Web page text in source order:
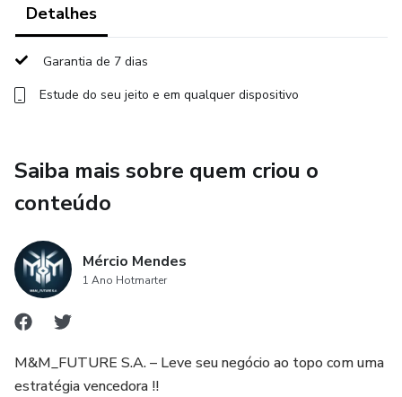
Detalhes
Garantia de 7 dias
Estude do seu jeito e em qualquer dispositivo
Saiba mais sobre quem criou o
conteúdo
Mércio Mendes
1 Ano Hotmarter
M&M_FUTURE S.A. – Leve seu negócio ao topo com uma
estratégia vencedora !!